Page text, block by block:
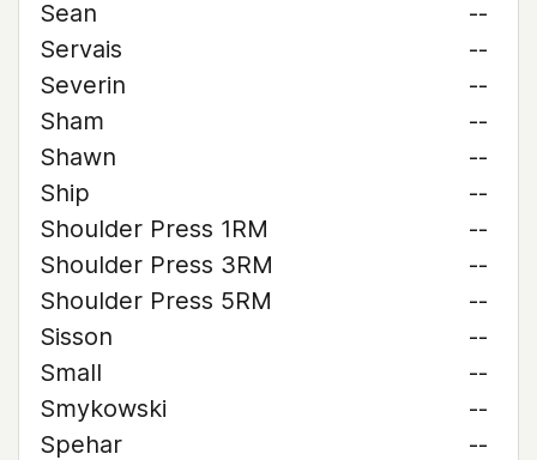
Sean
--
Servais
--
Severin
--
Sham
--
Shawn
--
Ship
--
Shoulder Press 1RM
--
Shoulder Press 3RM
--
Shoulder Press 5RM
--
Sisson
--
Small
--
Smykowski
--
Spehar
--